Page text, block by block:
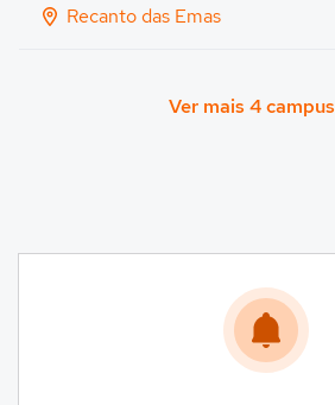
Recanto das Emas
Ver mais 4 campus